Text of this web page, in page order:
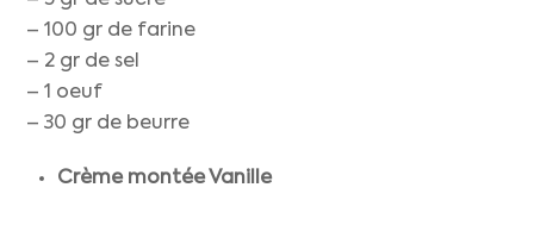
– 100 gr de farine
– 2 gr de sel
– 1 oeuf
– 30 gr de beurre
Crème montée Vanille